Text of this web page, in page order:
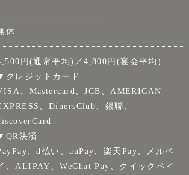
休
円(通常平均)／4,800円(宴会平均)
クレジットカード
、Mastercard、JCB、AMERICAN
、DinersClub、銀聯、
決済
、d払い、auPay、楽天Pay、メルペ
、ALIPAY、WeChat Pay、クイックペイ